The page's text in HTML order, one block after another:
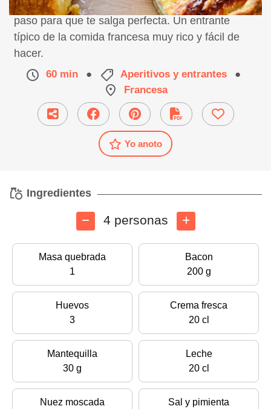
Receta de quiche lorraine, preparación paso a
paso para que te salga perfecta. Un entrante
típico de la comida francesa muy rico y fácil de
hacer.
60 min ● Aperitivos y entrantes
●
Francesa
Yo anoto
Ingredientes
4 personas
Masa quebrada
1
Bacon
200 g
Huevos
3
Crema fresca
20 cl
Mantequilla
30 g
Leche
20 cl
Nuez moscada
Sal y pimienta